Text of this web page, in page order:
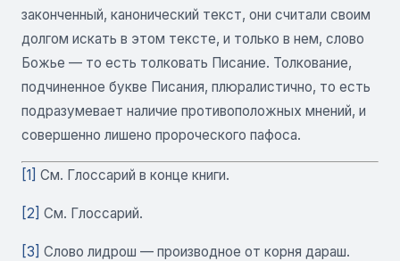
законченный, канонический текст, они считали своим
долгом искать в этом тексте, и только в нем, слово
Божье — то есть толковать Писание. Толкование,
подчиненное букве Писания, плюралистично, то есть
подразумевает наличие противоположных мнений, и
совершенно лишено пророческого пафоса.
[1] См. Глоссарий в конце книги.
[2] См. Глоссарий.
[3] Слово лидрош — производное от корня дараш.